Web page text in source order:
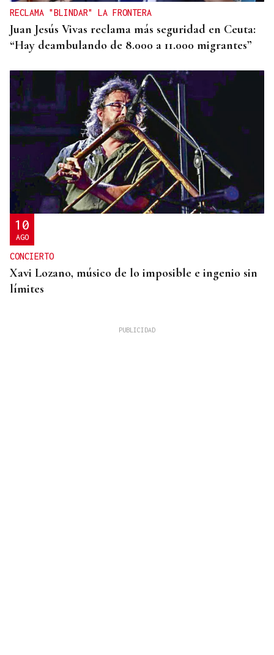
RECLAMA "BLINDAR" LA FRONTERA
Juan Jesús Vivas reclama más seguridad en Ceuta:
“Hay deambulando de 8.000 a 11.000 migrantes”
10
AGO
CONCIERTO
Xavi Lozano, músico de lo imposible e ingenio sin
límites